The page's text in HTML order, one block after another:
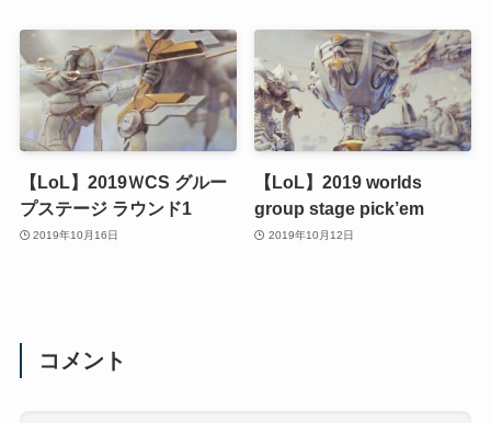
【LoL】2019ＷCS グルー
プステージ ラウンド1
2019年10月16日
【LoL】2019 worlds
group stage pick’em
2019年10月12日
コメント